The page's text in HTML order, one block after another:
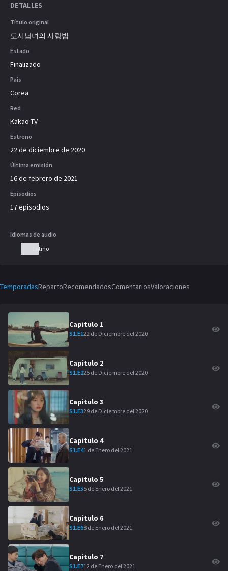
extraño. Se presenta a sí misma como Yoon Sun-A y finge tener un
espíritu libre, que es una personalidad totalmente diferente de su
DETALLES
Título original
도시남녀의 사랑법
Estado
Finalizado
País
Corea
Red
Kakao TV
Estreno
22 de diciembre de 2020
Última emisión
16 de febrero de 2021
Episodios
17 episodios
Idiomas de audio
Latino
TemporadasRepartoRecomendadosComentariosValoraciones
Capitulo 1
S1.E122 de Diciembre del 2020
Capitulo 2
S1.E225 de Diciembre del 2020
Capitulo 3
S1.E329 de Diciembre del 2020
Capitulo 4
S1.E41 de Enero del 2021
Capitulo 5
S1.E55 de Enero del 2021
Capitulo 6
S1.E68 de Enero del 2021
Capitulo 7
S1.E712 de Enero del 2021